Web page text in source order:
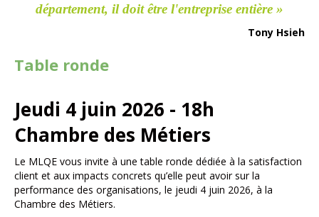
département, il doit être l'entreprise entière »
Tony Hsieh
Table ronde
Jeudi 4 juin 2026 - 18h
Chambre des Métiers
Le MLQE vous invite à une table ronde dédiée à la satisfaction
client et aux impacts concrets qu’elle peut avoir sur la
performance des organisations, le jeudi 4 juin 2026, à la
Chambre des Métiers.